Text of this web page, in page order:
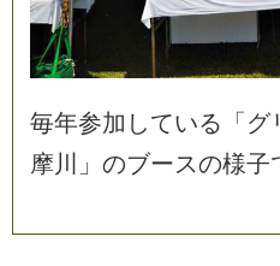
毎年参加 している 「 グ
摩 川 」 のブースの様子